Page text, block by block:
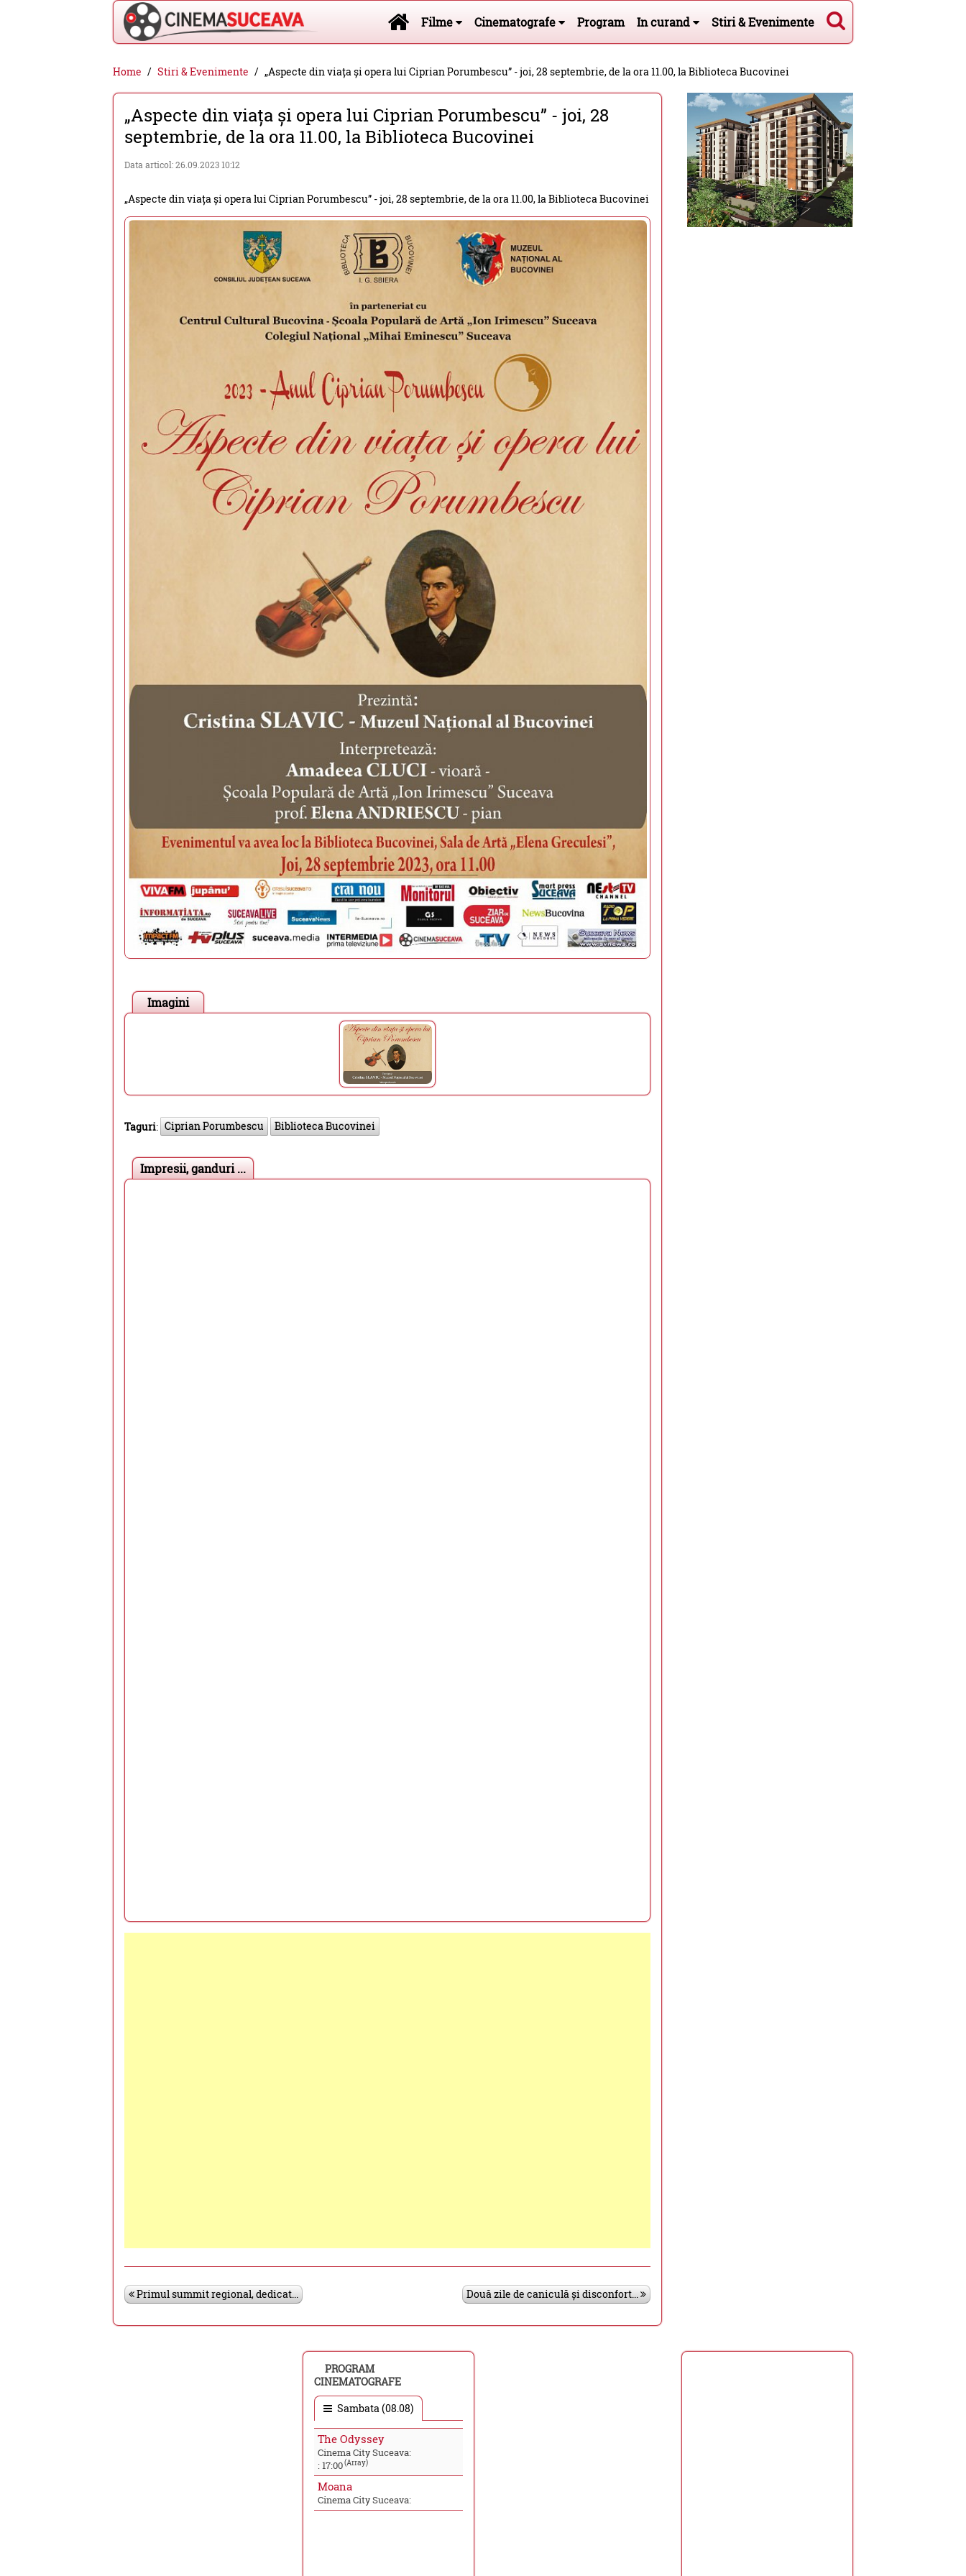
Cinema
Suceava
-
filme
cinema,
si
evenimente
Filme Cinematografe Program In curand Stiri & Evenimente
Home Stiri & Evenimente „Aspecte din viața și opera lui Ciprian Porumbescu” - joi, 28 septembrie, de la ora 11.00, la Biblioteca Bucovinei
„Aspecte din viața și opera lui Ciprian Porumbescu” - joi, 28
septembrie, de la ora 11.00, la Biblioteca Bucovinei
Data articol: 26.09.2023 10:12
„Aspecte din viața și opera lui Ciprian Porumbescu” - joi, 28 septembrie, de la ora 11.00, la Biblioteca Bucovinei
Imagini
Taguri: Ciprian Porumbescu Biblioteca Bucovinei
Impresii, ganduri ...
Primul summit regional, dedicat... Două zile de caniculă și disconfort...
PROGRAM
CINEMATOGRAFE
Sambata (08.08)
The Odyssey
Cinema City Suceava:
:17:00(Array)
Moana
Cinema City Suceava: